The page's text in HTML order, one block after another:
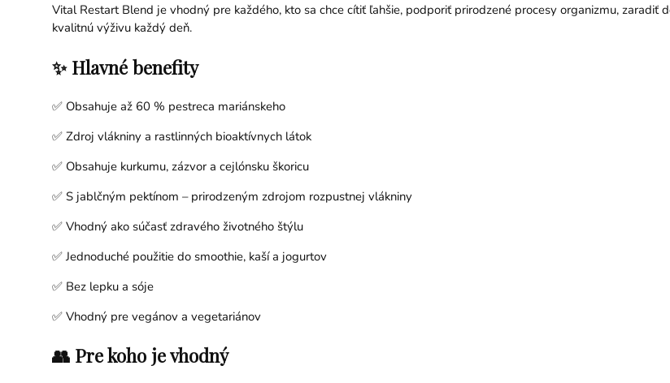
Vital Restart Blend je vhodný pre každého, kto sa chce cítiť ľahšie, podporiť prirodzené procesy organizmu,
kvalitnú výživu každý deň.
✨ Hlavné benefity
✅ Obsahuje až 60 % pestreca mariánskeho
✅ Zdroj vlákniny a rastlinných bioaktívnych látok
✅ Obsahuje kurkumu, zázvor a cejlónsku škoricu
✅ S jablčným pektínom – prirodzeným zdrojom rozpustnej vlákniny
✅ Vhodný ako súčasť zdravého životného štýlu
✅ Jednoduché použitie do smoothie, kaší a jogurtov
✅ Bez lepku a sóje
✅ Vhodný pre vegánov a vegetariánov
👥 Pre koho je vhodný